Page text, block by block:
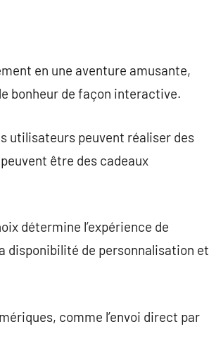
en une aventure amusante,
bonheur de façon interactive.
utilisateurs peuvent réaliser des
être des cadeaux
détermine l’expérience de
disponibilité de personnalisation et
comme l’envoi direct par